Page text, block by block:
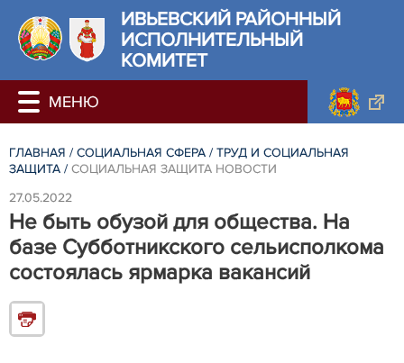
ИВЬЕВСКИЙ РАЙОННЫЙ
ИСПОЛНИТЕЛЬНЫЙ
КОМИТЕТ
ГЛАВНАЯ / СОЦИАЛЬНАЯ СФЕРА / ТРУД И СОЦИАЛЬНАЯ
ЗАЩИТА / СОЦИАЛЬНАЯ ЗАЩИТА НОВОСТИ
27.05.2022
Не быть обузой для общества. На
базе Субботникского сельисполкома
состоялась ярмарка вакансий